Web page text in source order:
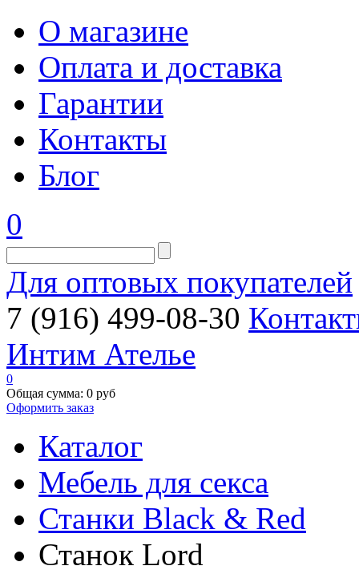
О магазине
Оплата и доставка
Гарантии
Контакты
Блог
0
Для оптовых покупателей
7 (916) 499-08-30
Интим Ателье
0
Общая сумма: 0 руб
Оформить заказ
Каталог
Мебель для секса
Станки Black & Red
Станок Lord